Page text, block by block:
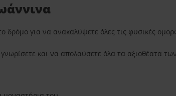
δρόμο για να ανακαλύψετε όλες τις φυσικές
και να απολαύσετε όλα τα αξιοθέατα